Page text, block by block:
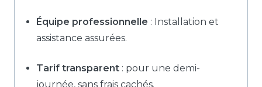
Équipe professionnelle : Installation et
assistance assurées.
Tarif transparent : pour une demi-
journée, sans frais cachés.